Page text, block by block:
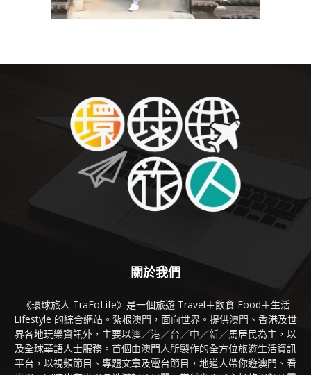
關於我們
《環球旅人 TraFoLife》是一個旅遊 Travel＋飲食 Food＋生活
Lifestyle 的綜合網站。紮根澳門，面向世界。提供澳門、香港及世
界各地玩樂資訊外，主要以澳／港／台／中／新／馬居民為主，以
及全球華語人士服務。首個由澳門人所製作的全方位旅遊生活資訊
平台，以視頻節目、專題文章及電台節目，地道人帶你遊澳門、看